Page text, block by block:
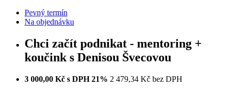
Pevný termín
Na objednávku
Chci začít podnikat - mentoring +
koučink s Denisou Švecovou
3 000,00 Kč s DPH 21% 2 479,34 Kč bez DPH